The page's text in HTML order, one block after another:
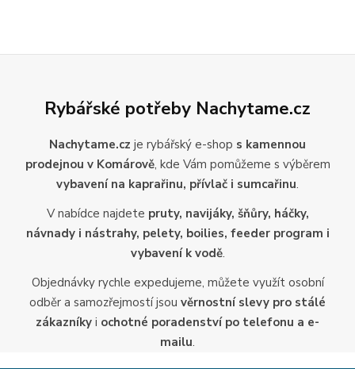
Rybářské potřeby Nachytame.cz
Nachytame.cz je rybářský e-shop s kamennou
prodejnou v Komárově, kde Vám pomůžeme s výběrem
vybavení na kaprařinu, přívlač i sumcařinu.
V nabídce najdete pruty, navijáky, šňůry, háčky,
návnady i nástrahy, pelety, boilies, feeder program i
vybavení k vodě.
Objednávky rychle expedujeme, můžete využít osobní
odběr a samozřejmostí jsou věrnostní slevy pro stálé
zákazníky i ochotné poradenství po telefonu a e-
mailu.